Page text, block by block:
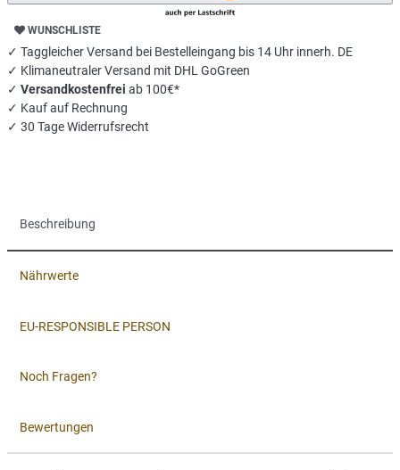
WUNSCHLISTE
✓ Taggleicher Versand bei Bestelleingang bis 14 Uhr innerh. DE
✓ Klimaneutraler Versand mit DHL GoGreen
✓ Versandkostenfrei ab 100€*
✓ Kauf auf Rechnung
✓ 30 Tage Widerrufsrecht
Beschreibung
Nährwerte
EU-RESPONSIBLE PERSON
Noch Fragen?
Bewertungen